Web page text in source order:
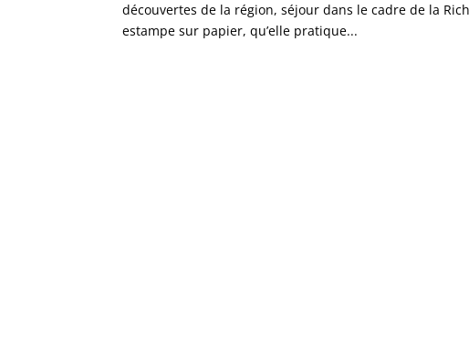
découvertes de la région, séjour dans le cadre de la
estampe sur papier, qu’elle pratique...